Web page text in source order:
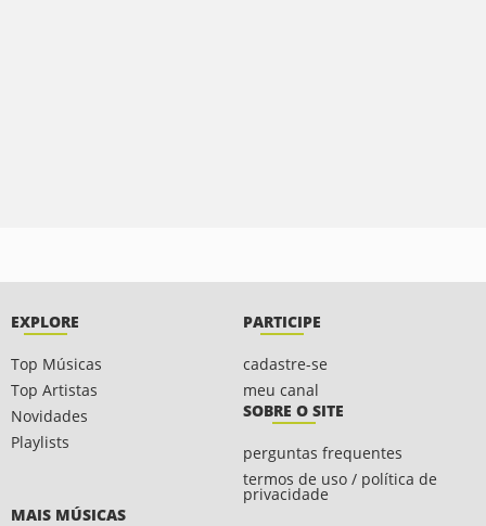
EXPLORE
Top Músicas
Top Artistas
Novidades
Playlists
PARTICIPE
cadastre-se
meu canal
SOBRE O SITE
perguntas frequentes
termos de uso / política de
privacidade
MAIS MÚSICAS